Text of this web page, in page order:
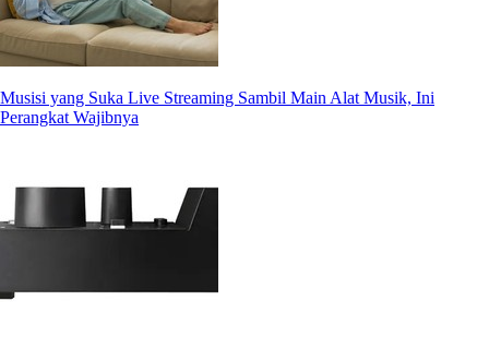
Musisi yang Suka Live Streaming Sambil Main Alat Musik, Ini
Perangkat Wajibnya